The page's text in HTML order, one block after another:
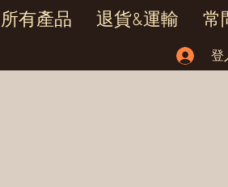
所有產品 退貨&運輸 常
登